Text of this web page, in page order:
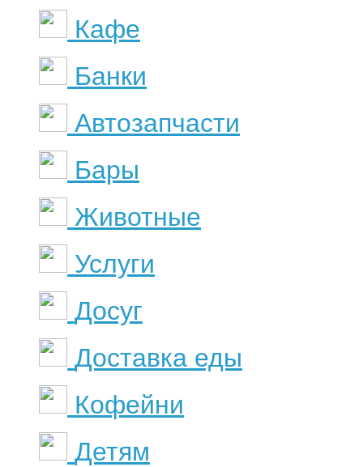
Кафе
Банки
Автозапчасти
Бары
Животные
Услуги
Досуг
Доставка еды
Кофейни
Детям